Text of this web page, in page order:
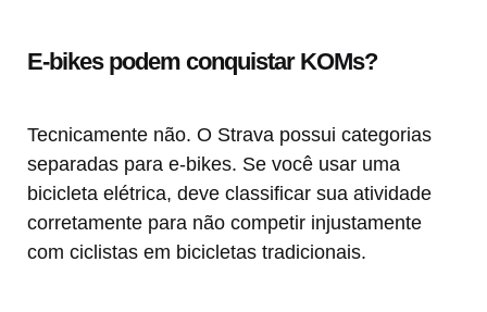
E-bikes podem conquistar KOMs?
Tecnicamente não. O Strava possui categorias
separadas para e-bikes. Se você usar uma
bicicleta elétrica, deve classificar sua atividade
corretamente para não competir injustamente
com ciclistas em bicicletas tradicionais.